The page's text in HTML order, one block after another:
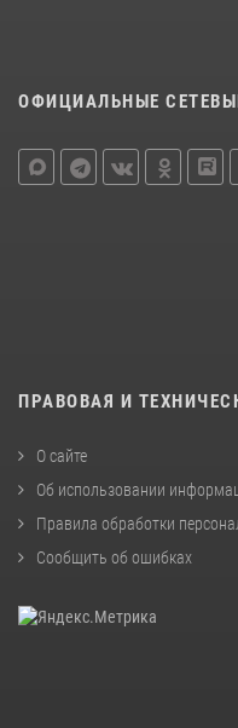
ОФИЦИАЛЬНЫЕ
ПРАВОВАЯ И
О сайте
Об использовании
Правила обработки
Сообщить об ошибках